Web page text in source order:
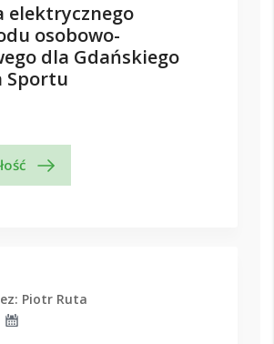
elektrycznego
osobowo-
dla Gdańskiego
Sportu
Piotr Ruta